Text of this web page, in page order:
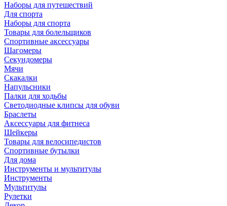
Наборы для путешествий
Для спорта
Наборы для спорта
Товары для болельщиков
Спортивные аксессуары
Шагомеры
Секундомеры
Мячи
Скакалки
Напульсники
Палки для ходьбы
Светодиодные клипсы для обуви
Браслеты
Аксессуары для фитнеса
Шейкеры
Товары для велосипедистов
Спортивные бутылки
Для дома
Инструменты и мультитулы
Инструменты
Мультитулы
Рулетки